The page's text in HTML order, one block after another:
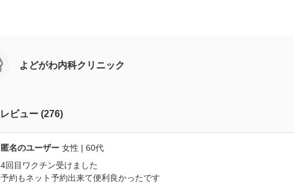
よどがわ内科クリニック
レビュー (276)
匿名のユーザー 女性 | 60代
4回目ワクチン受けました
予約もネット予約出来て便利良かったです